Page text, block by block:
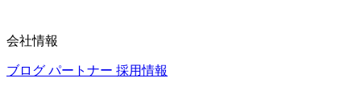
会社情報
ブログ パートナー 採用情報